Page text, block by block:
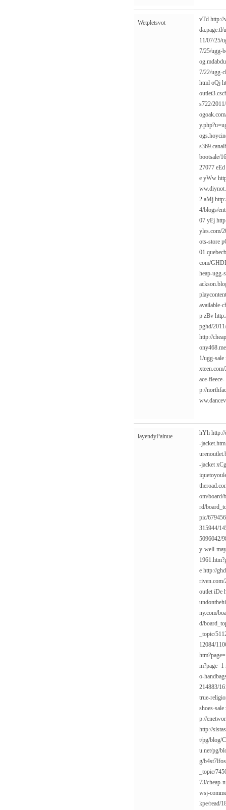
Wetpletsvot vTd http://
11/07/25/
7/25/ugg-
7/22/ugg-
html oQj
s722/
bootsale/
27077 eEd
e yWw
2 aMj
4/blogs/
07 yEj
yles.com/
ots-store
com/
heap-ugg-
available-
p zBv
pghd/
http://
1/ugg-sale
ace-fleece-
p://
layendyPainue hYh
-
-jacket
om/board/
rd/
pic/
315944/
5096042/
y-well-
e http://
riven.com/
outlet iDe
ny.com/
d/
_topic/
12084/
m?page=1
o-
214883/
true-
shoes-sale
p://
http://
t/pg/blog/
u.net/pg/
g/
_topic/
73/cheap-
wsj-
kpe/read/